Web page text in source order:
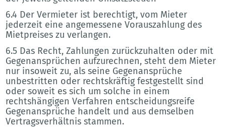
6.4 Der Vermieter ist berechtigt, vom Mieter
jederzeit eine angemessene Vorauszahlung des
Mietpreises zu verlangen.
6.5 Das Recht, Zahlungen zurückzuhalten oder mit
Gegenansprüchen aufzurechnen, steht dem Mieter
nur insoweit zu, als seine Gegenansprüche
unbestritten oder rechtskräftig festgestellt sind
oder soweit es sich um solche in einem
rechtshängigen Verfahren entscheidungsreife
Gegenansprüche handelt und aus demselben
Vertragsverhältnis stammen.